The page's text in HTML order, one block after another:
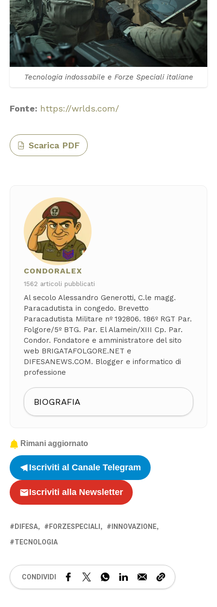
Tecnologia indossabile e Forze Speciali italiane
Fonte: https://wrlds.com/
PDF Scarica PDF
CONDORALEX
1562 articoli pubblicati
Al secolo Alessandro Generotti, C.le magg.
Paracadutista in congedo. Brevetto
Paracadutista Militare nº 192806. 186º RGT Par.
Folgore/5º BTG. Par. El Alamein/XIII Cp. Par.
Condor. Fondatore e amministratore del sito
web BRIGATAFOLGORE.NET e
DIFESANEWS.COM. Blogger e informatico di
professione
BIOGRAFIA
Rimani aggiornato
Iscriviti al Canale Telegram
Iscriviti alla Newsletter
DIFESA FORZESPECIALI
INNOVAZIONE
TECNOLOGIA
CONDIVIDI